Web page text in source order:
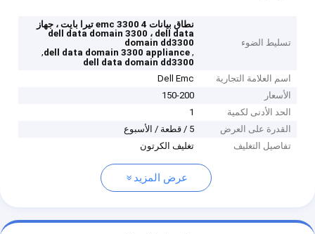
تسليط الضوء
نطاق بيانات emc 3300 4 تيرا بايت ، جهاز
dell data domain 3300 ، dell data
domain dd3300
,
dell data domain 3300 appliance
,
dell data domain dd3300
اسم العلامة التجارية
Dell Emc
الأسعار
150-200
الحد الأدنى لكمية
1
القدرة على العرض
5 / قطعة / الأسبوع
تفاصيل التغليف
تغليف الكرتون
عرض المزيد